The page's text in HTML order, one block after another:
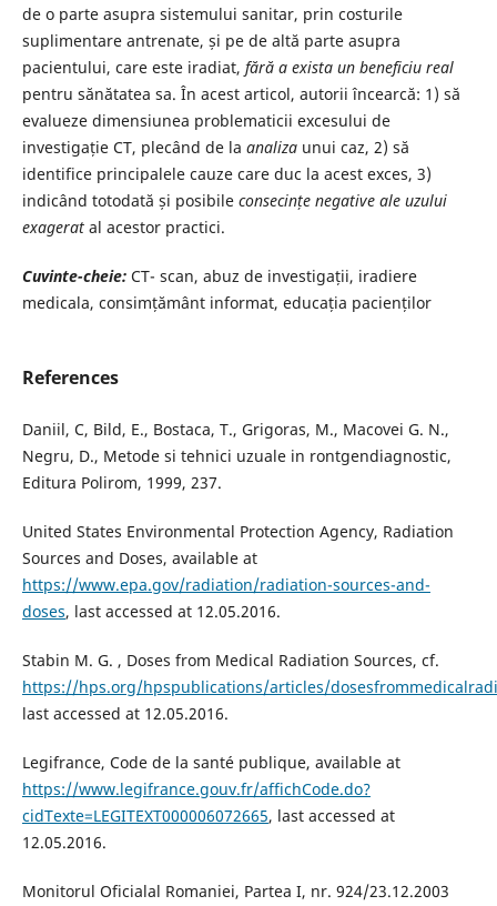
de o parte asupra sistemului sanitar, prin costurile
suplimentare antrenate, și pe de altă parte asupra
pacientului, care este iradiat, fără a exista un beneficiu real
pentru sănătatea sa. În acest articol, autorii încearcă: 1) să
evalueze dimensiunea problematicii excesului de
investigație CT, plecând de la analizaunui caz, 2) să
identifice principalele cauze care duc la acest exces, 3)
indicând totodată și posibile consecințe negative ale uzului
exageratal acestor practici.
Cuvinte-cheie:CT- scan, abuz de investigații, iradiere
medicala, consimțământ informat, educația pacienților
References
Daniil, C, Bild, E., Bostaca, T., Grigoras, M., Macovei G. N.,
Negru, D., Metode si tehnici uzuale in rontgendiagnostic,
Editura Polirom, 1999, 237.
United States Environmental Protection Agency, Radiation
Sources and Doses, available at
https://www.epa.gov/radiation/radiation-sources-and-
doses, last accessed at 12.05.2016.
Stabin M. G. , Doses from Medical Radiation Sources, cf.
https://hps.org/hpspublications/articles/
last accessed at 12.05.2016.
Legifrance, Code de la santé publique, available at
https://www.legifrance.gouv.fr/affichCode.do?
cidTexte=LEGITEXT000006072665, last accessed at
12.05.2016.
Monitorul Oficialal Romaniei, Partea I, nr. 924/23.12.2003